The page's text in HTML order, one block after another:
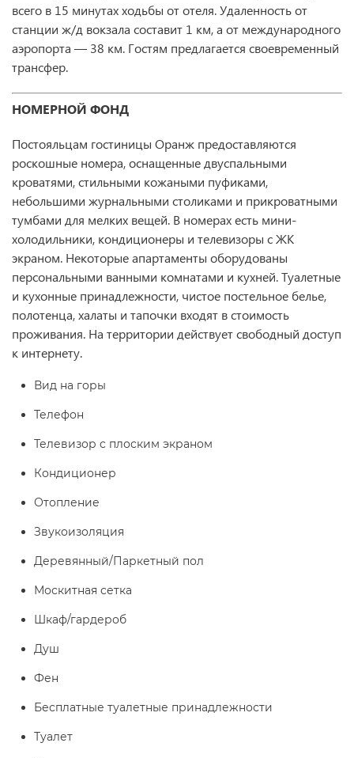
всего в 15 минутах ходьбы от отеля. Удаленность от
станции ж/д вокзала составит 1 км, а от международного
аэропорта — 38 км. Гостям предлагается своевременный
трансфер.
НОМЕРНОЙ ФОНД
Постояльцам гостиницы Оранж предоставляются
роскошные номера, оснащенные двуспальными
кроватями, стильными кожаными пуфиками,
небольшими журнальными столиками и прикроватными
тумбами для мелких вещей. В номерах есть мини-
холодильники, кондиционеры и телевизоры с ЖК
экраном. Некоторые апартаменты оборудованы
персональными ванными комнатами и кухней. Туалетные
и кухонные принадлежности, чистое постельное белье,
полотенца, халаты и тапочки входят в стоимость
проживания. На территории действует свободный доступ
к интернету.
Вид на горы
Телефон
Телевизор с плоским экраном
Кондиционер
Отопление
Звукоизоляция
Деревянный/Паркетный пол
Москитная сетка
Шкаф/гардероб
Душ
Фен
Бесплатные туалетные принадлежности
Туалет